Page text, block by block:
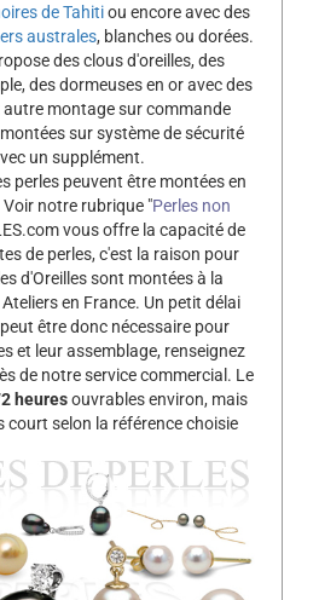
de Tahitiou encore avec des
australes, blanches ou dorées.
des clous d'oreilles, des
des dormeuses en or avec des
montage sur commande
sur système de sécurité
un supplément.
perles peuvent être montées en
Voir notre rubrique "Perles non
vous offre la capacité de
de perles, c'est la raison pour
d'Oreilles sont montées à la
en France. Un petit délai
être donc nécessaire pour
et leur assemblage, renseignez
de notre service commercial. Le
heuresouvrables environ, mais
court selon la référence choisie